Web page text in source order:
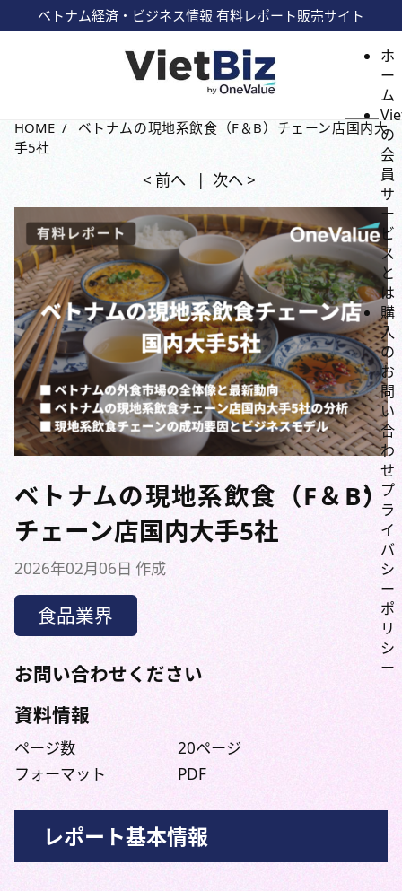
ベトナム経済・ビジネス情報 有料レポート販売サイト
ホ
ー
ム
の
会
員
サ
ー
ビ
ス
と
は
購
入
の
お
問
い
合
わ
せ
プ
ラ
イ
バ
シ
ー
ポ
リ
シ
ー
HOME
ベトナムの現地系飲食（F＆B）チェーン店国内大
手5社
< 前へ 次へ >
ベトナムの現地系飲食（F＆B）
チェーン店国内大手5社
2026年02月06日 作成
食品業界
お問い合わせください
資料情報
ページ数
20ページ
フォーマット
PDF
レポート基本情報